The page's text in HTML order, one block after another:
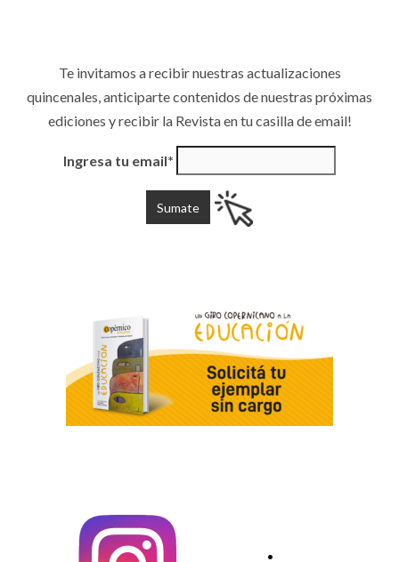
Te invitamos a recibir nuestras actualizaciones
quincenales, anticiparte contenidos de nuestras próximas
ediciones y recibir la Revista en tu casilla de email!
Ingresa tu email*